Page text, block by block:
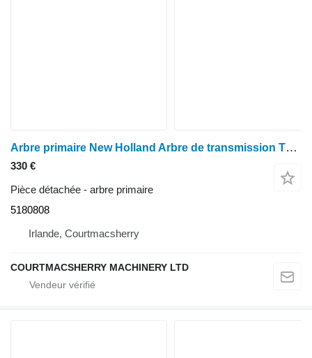
Arbre primaire New Holland Arbre de transmission T24 5180808 pour Case Puma 130 (TM120, TM130, 130) pour tracteur à roues
330 €
Pièce détachée - arbre primaire
5180808
Irlande, Courtmacsherry
COURTMACSHERRY MACHINERY LTD